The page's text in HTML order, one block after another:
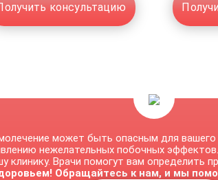
консультацию
может быть опасным для
нежелательных побочных
клинику. Врачи помогут вам определить
Обращайтесь к нам, и мы